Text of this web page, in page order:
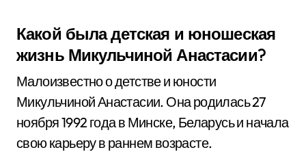
Какой была детская и юношеская
жизнь Микульчиной Анастасии?
Малоизвестно о детстве и юности
Микульчиной Анастасии. Она родилась 27
ноября 1992 года в Минске, Беларусь и начала
свою карьеру в раннем возрасте.